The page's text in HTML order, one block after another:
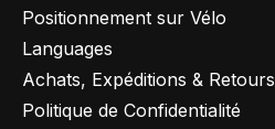
Positionnement sur Vélo
Languages
Achats, Expéditions & Retours
Politique de Confidentialité